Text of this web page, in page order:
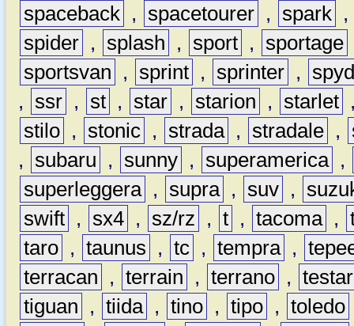
spaceback , spacetourer , spark ,
spider , splash , sport , sportage
sportsvan
, sprint , sprinter ,
,
ssr , st , star , starion , starlet
stilo , stonic , strada , stradale ,
,
subaru , sunny , superamerica ,
superleggera , supra , suv ,
swift , sx4 , sz/rz , t , tacoma ,
taro , taunus , tc , tempra ,
terracan
, terrain , terrano ,
tiguan
, tiida , tino , tipo , toledo